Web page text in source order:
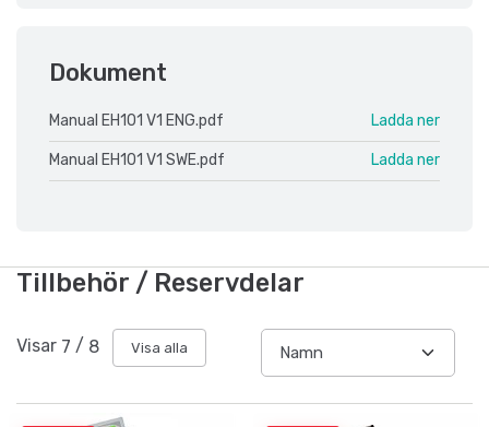
Dokument
Manual EH101 V1 ENG.pdf Ladda ner
Manual EH101 V1 SWE.pdf Ladda ner
Tillbehör / Reservdelar
Visar 7 / 8 Visa alla